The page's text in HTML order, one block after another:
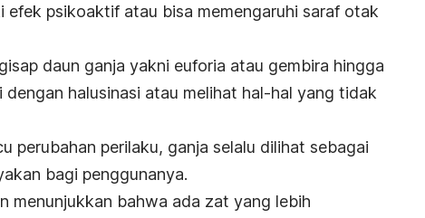
efek psikoaktif atau bisa memengaruhi saraf otak
daun ganja yakni euforia atau gembira hingga
halusinasi atau melihat hal-hal yang tidak
perubahan perilaku, ganja selalu dilihat sebagai
bagi penggunanya.
menunjukkan bahwa ada zat yang lebih